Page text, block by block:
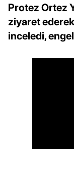
Protez Ortez
ziyaret
inceledi,